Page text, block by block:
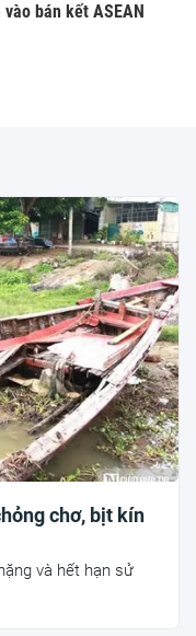
bán kết ASEAN
chơ, bịt kín
và hết hạn sử